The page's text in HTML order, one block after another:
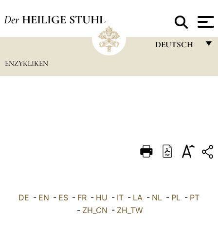
Der HEILIGE STUHL
DEUTSCH
DEUTSCH
العربيّة
ENZYKLIKEN
DE - EN - ES - FR - HU - IT - LA - NL - PL - PT
- ZH_CN - ZH_TW